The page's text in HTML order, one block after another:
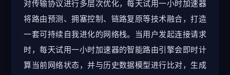
对传输协议进行多层次优化，每天试用一小时加速器
将路由预测、拥塞控制、链路复原等技术融合，打造
一套可持续自我进化的网络栈。当用户发起连接请求
时，每天试用一小时加速器的智能路由引擎会即时计
算当前网络状态，并与历史数据模型进行比对，生成